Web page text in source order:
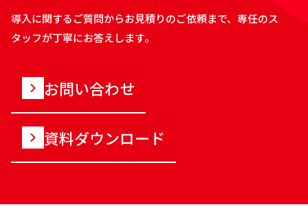
導入に関するご質問からお見積りのご依頼まで、専任のス
タッフが丁寧にお答えします。
お問い合わせ
資料ダウンロード